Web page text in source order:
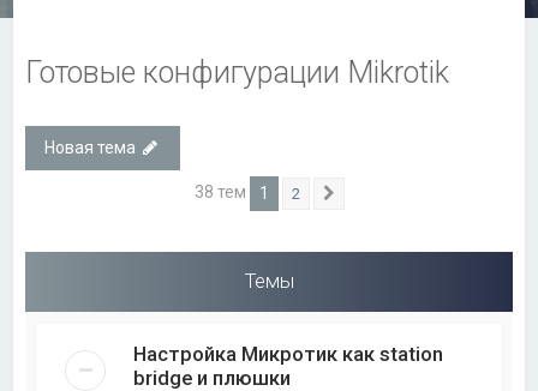
Готовые конфигурации Mikrotik
Новая тема
38 тем 1 2
Темы
Настройка Микротик как station
bridge и плюшки